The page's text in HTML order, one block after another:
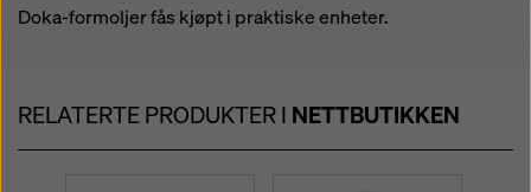
Doka-formoljer fås kjøpt i praktiske enheter.
RELATERTE PRODUKTER I NETTBUTIKKEN